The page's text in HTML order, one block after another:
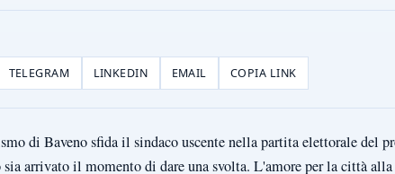
TELEGRAM LINKEDIN EMAIL COPIA LINK
di Baveno sfida il sindaco uscente nella partita elettorale del
arrivato il momento di dare una svolta. L'amore per la città